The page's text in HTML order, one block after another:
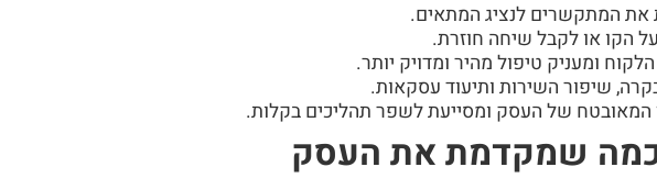
את המתקשרים לנציג המתאים.
הקו או לקבל שיחה חוזרת.
ומעניק טיפול מהיר ומדויק יותר.
שיפור השירות ותיעוד עסקאות.
של העסק ומסייעת לשפר תהליכים בקלות.
שמקדמת את העסק